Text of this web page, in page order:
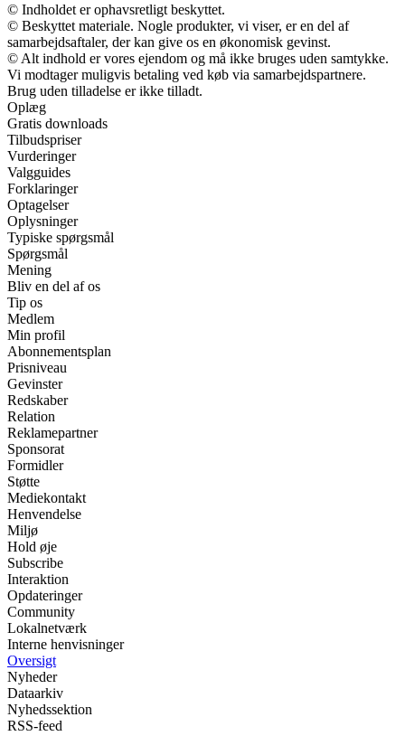
© Indholdet er ophavsretligt beskyttet.
© Beskyttet materiale. Nogle produkter, vi viser, er en del af
samarbejdsaftaler, der kan give os en økonomisk gevinst.
© Alt indhold er vores ejendom og må ikke bruges uden samtykke.
Vi modtager muligvis betaling ved køb via samarbejdspartnere.
Brug uden tilladelse er ikke tilladt.
Oplæg
Gratis downloads
Tilbudspriser
Vurderinger
Valgguides
Forklaringer
Optagelser
Oplysninger
Typiske spørgsmål
Spørgsmål
Mening
Bliv en del af os
Tip os
Medlem
Min profil
Abonnementsplan
Prisniveau
Gevinster
Redskaber
Relation
Reklamepartner
Sponsorat
Formidler
Støtte
Mediekontakt
Henvendelse
Miljø
Hold øje
Subscribe
Interaktion
Opdateringer
Community
Lokalnetværk
Interne henvisninger
Oversigt
Nyheder
Dataarkiv
Nyhedssektion
RSS-feed